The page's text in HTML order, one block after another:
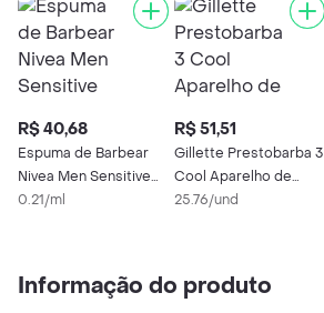
R$ 40,68
Espuma de Barbear
Nivea Men Sensitive
200ml
0.21/ml
R$ 51,51
Gillette Prestobarba 3
Cool Aparelho de
Barbear Descartável 2
25.76/und
Informação do produto